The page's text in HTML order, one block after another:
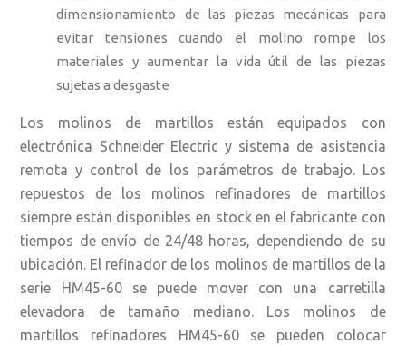
dimensionamiento de las piezas mecánicas para
evitar tensiones cuando el molino rompe los
materiales y aumentar la vida útil de las piezas
sujetas a desgaste
Los molinos de martillos están equipados con
electrónica Schneider Electric y sistema de asistencia
remota y control de los parámetros de trabajo. Los
repuestos de los molinos refinadores de martillos
siempre están disponibles en stock en el fabricante con
tiempos de envío de 24/48 horas, dependiendo de su
ubicación. El refinador de los molinos de martillos de la
serie HM45-60 se puede mover con una carretilla
elevadora de tamaño mediano. Los molinos de
martillos refinadores HM45-60 se pueden colocar